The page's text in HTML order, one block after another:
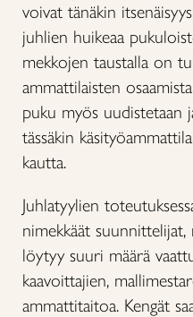
voivat tänäkin
juhlien huikeaa
mekkojen taustalla on
ammattilaisten
puku myös uudistetaan
tässäkin
kautta.
Juhlatyylien
nimekkäät
löytyy suuri määrä
kaavoittajien,
ammattitaitoa. Kengät